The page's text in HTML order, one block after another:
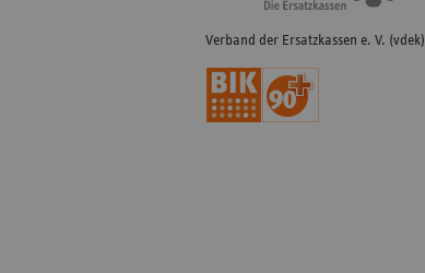
Verband der Ersatzkassen e. V. (vdek)